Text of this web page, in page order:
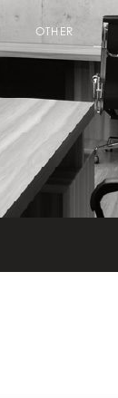
OTHER